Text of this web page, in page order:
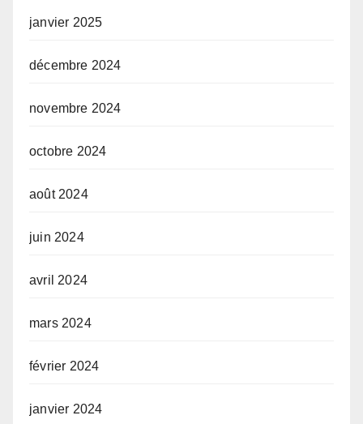
janvier 2025
décembre 2024
novembre 2024
octobre 2024
août 2024
juin 2024
avril 2024
mars 2024
février 2024
janvier 2024